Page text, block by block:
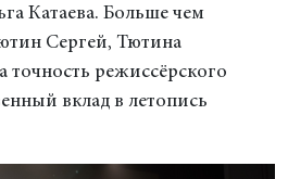
Катаева. Больше чем
Сергей, Тютина
точность режиссёрского
вклад в летопись